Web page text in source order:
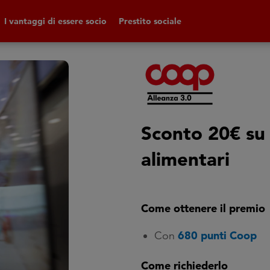
I vantaggi di essere socio Prestito sociale
Sconto 20€
alimentari
Come ottenere il premio
Con 680 punti Coop
Come richiederlo